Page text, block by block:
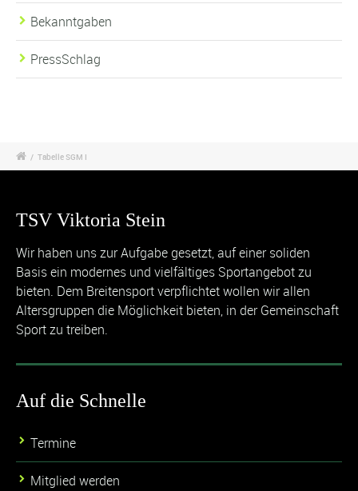
Bekanntgaben
PressSchlag
/ Tabelle SGM I
TSV Viktoria Stein
Wir haben uns zur Aufgabe gesetzt, auf einer soliden
Basis ein modernes und vielfältiges Sportangebot zu
bieten. Dem Breitensport verpflichtet wollen wir allen
Altersgruppen die Möglichkeit bieten, in der Gemeinschaft
Sport zu treiben.
Auf die Schnelle
Termine
Mitglied werden